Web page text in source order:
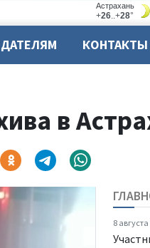
КОНТАКТЫ
в
8